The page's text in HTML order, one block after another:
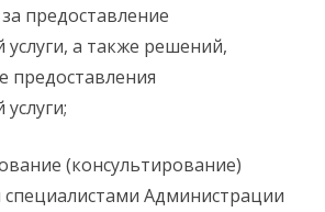
предоставление
а также решений,
предоставления
(консультирование)
специалистами Администрации